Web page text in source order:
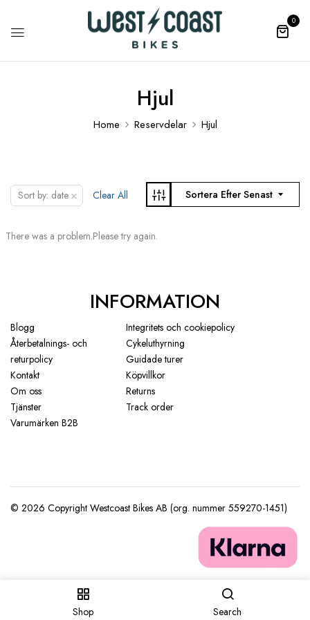
0
Shop Search
Hjul
Home Reservdelar Hjul
Sort by: date × Clear All Sortera Efter Senast
There was a problem.Please try again.
INFORMATION
Blogg
Integritets och cookiepolicy
Återbetalnings- och
returpolicy
Cykeluthyrning
Guidade turer
Kontakt
Köpvillkor
Om oss
Returns
Tjänster
Track order
Varumärken B2B